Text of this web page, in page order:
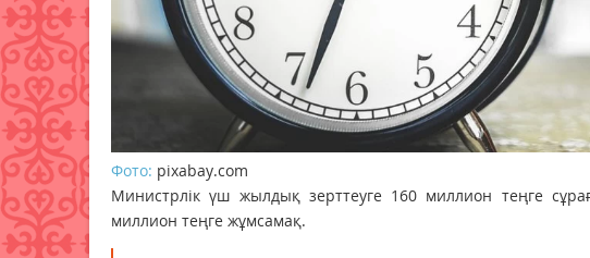
Фото: pixabay.com
Министрлік үш жылдық зерттеуге 160 миллион теңге
миллион теңге жұмсамақ.